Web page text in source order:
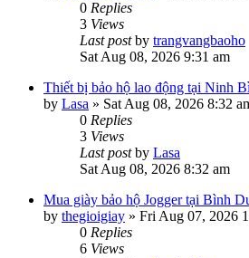
0 Replies
3 Views
Last postby trangvangbaoho
Sat Aug 08, 2026 9:31 am
Thiết bị bảo hộ lao động tại Ninh
by Lasa » Sat Aug 08, 2026 8:32
0 Replies
3 Views
Last postby Lasa
Sat Aug 08, 2026 8:32 am
Mua giày bảo hộ Jogger tại Bình
by thegioigiay » Fri Aug 07, 2026
0 Replies
6 Views